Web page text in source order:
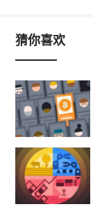
猜你喜欢